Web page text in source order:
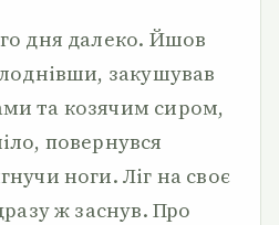
дня далеко. Йшов
закушував
та козячим сиром,
повернувся
ноги. Ліг на своє
ж заснув. Про